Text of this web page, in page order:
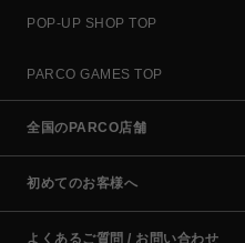
POP-UP SHOP TOP
PARCO GAMES TOP
全国のPARCO店舗
初めてのお客様へ
よくあるご質問 / お問い合わせ